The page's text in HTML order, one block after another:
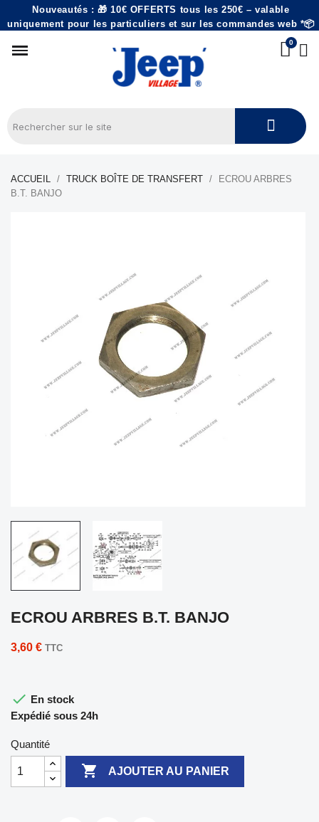
Nouveautés : 🎁 10€ OFFERTS tous les 250€ – valable
uniquement pour les particuliers et sur les commandes web *📦
ACCUEIL TRUCK BOÎTE DE TRANSFERT
ECROU ARBRES
B.T. BANJO
ECROU ARBRES B.T. BANJO
3,60 € TTC
 En stock
Expédié sous 24h
Quantité
 AJOUTER AU PANIER